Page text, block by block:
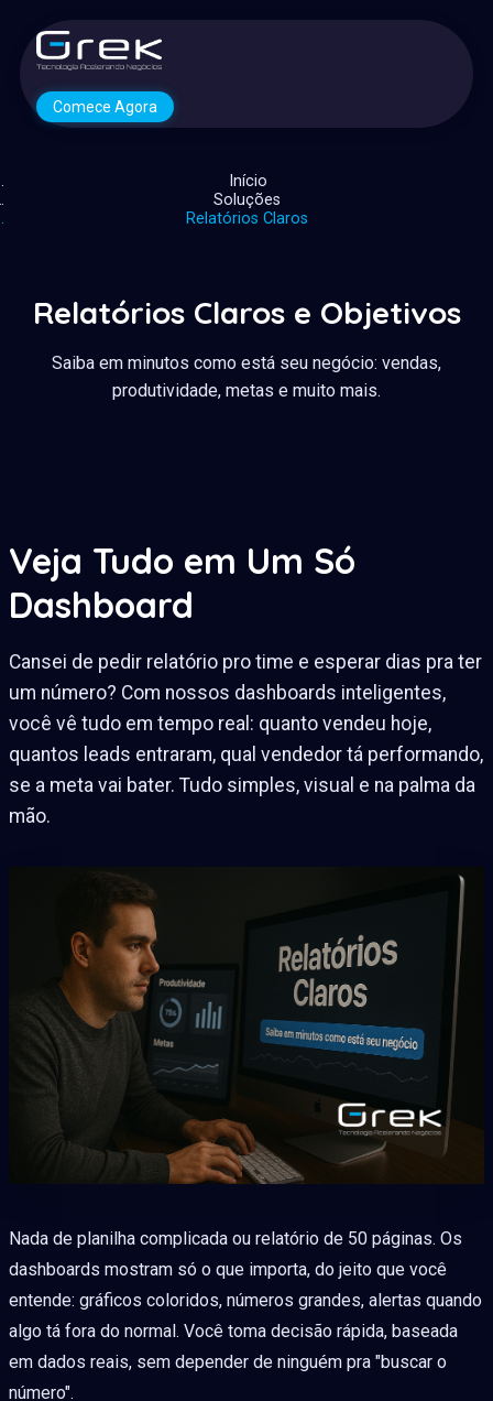
Comece Agora
Início
Soluções
Relatórios Claros
Relatórios Claros e Objetivos
Saiba em minutos como está seu negócio: vendas,
produtividade, metas e muito mais.
Veja Tudo em Um Só
Dashboard
Cansei de pedir relatório pro time e esperar dias pra ter
um número? Com nossos dashboards inteligentes,
você vê tudo em tempo real: quanto vendeu hoje,
quantos leads entraram, qual vendedor tá performando,
se a meta vai bater. Tudo simples, visual e na palma da
mão.
Nada de planilha complicada ou relatório de 50 páginas. Os
dashboards mostram só o que importa, do jeito que você
entende: gráficos coloridos, números grandes, alertas quando
algo tá fora do normal. Você toma decisão rápida, baseada
em dados reais, sem depender de ninguém pra "buscar o
número".